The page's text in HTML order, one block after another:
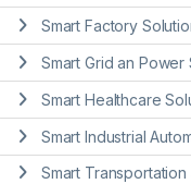
Smart Factory
Smart Grid an Power
Smart Healthcare
Smart Industrial
Smart Transportation